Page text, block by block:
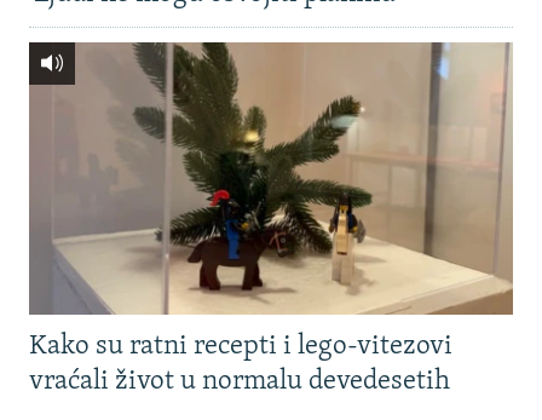
Kako su ratni recepti i lego-vitezovi
vraćali život u normalu devedesetih